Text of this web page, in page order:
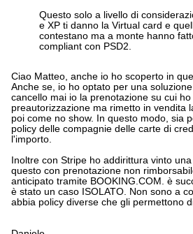
Questo solo a livello di
e XP ti danno la Virtual card e
contestano ma a monte hanno
compliant con PSD2.
Ciao Matteo, anche io ho scoperto in
Anche se, io ho optato per una
cancello mai io la prenotazione su cui ho
preautorizzazione ma rimetto in vendita
poi come no show. In questo modo, sia
policy delle compagnie delle carte di
l'importo.
Inoltre con Stripe ho addirittura vinto
questo con prenotazione non
anticipato tramite BOOKING.COM. è
è stato un caso ISOLATO. Non sono a
abbia policy diverse che gli permettono